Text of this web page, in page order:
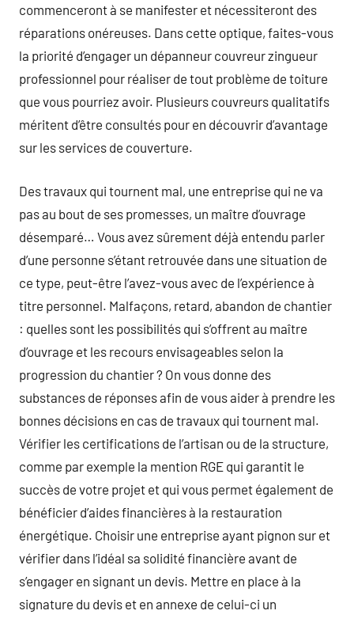
commenceront à se manifester et nécessiteront des
réparations onéreuses. Dans cette optique, faites-vous
la priorité d’engager un dépanneur couvreur zingueur
professionnel pour réaliser de tout problème de toiture
que vous pourriez avoir. Plusieurs couvreurs qualitatifs
méritent d’être consultés pour en découvrir d’avantage
sur les services de couverture.
Des travaux qui tournent mal, une entreprise qui ne va
pas au bout de ses promesses, un maître d’ouvrage
désemparé… Vous avez sûrement déjà entendu parler
d’une personne s’étant retrouvée dans une situation de
ce type, peut-être l’avez-vous avec de l’expérience à
titre personnel. Malfaçons, retard, abandon de chantier
: quelles sont les possibilités qui s’offrent au maître
d’ouvrage et les recours envisageables selon la
progression du chantier ? On vous donne des
substances de réponses afin de vous aider à prendre les
bonnes décisions en cas de travaux qui tournent mal.
Vérifier les certifications de l’artisan ou de la structure,
comme par exemple la mention RGE qui garantit le
succès de votre projet et qui vous permet également de
bénéficier d’aides financières à la restauration
énergétique. Choisir une entreprise ayant pignon sur et
vérifier dans l’idéal sa solidité financière avant de
s’engager en signant un devis. Mettre en place à la
signature du devis et en annexe de celui-ci un